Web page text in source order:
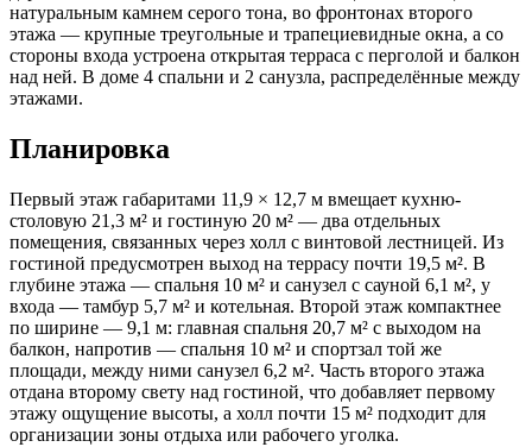
натуральным камнем серого тона, во фронтонах второго
этажа — крупные треугольные и трапециевидные окна, а со
стороны входа устроена открытая терраса с перголой и балкон
над ней. В доме 4 спальни и 2 санузла, распределённые между
этажами.
Планировка
Первый этаж габаритами 11,9 × 12,7 м вмещает кухню-
столовую 21,3 м² и гостиную 20 м² — два отдельных
помещения, связанных через холл с винтовой лестницей. Из
гостиной предусмотрен выход на террасу почти 19,5 м². В
глубине этажа — спальня 10 м² и санузел с сауной 6,1 м², у
входа — тамбур 5,7 м² и котельная. Второй этаж компактнее
по ширине — 9,1 м: главная спальня 20,7 м² с выходом на
балкон, напротив — спальня 10 м² и спортзал той же
площади, между ними санузел 6,2 м². Часть второго этажа
отдана второму свету над гостиной, что добавляет первому
этажу ощущение высоты, а холл почти 15 м² подходит для
организации зоны отдыха или рабочего уголка.